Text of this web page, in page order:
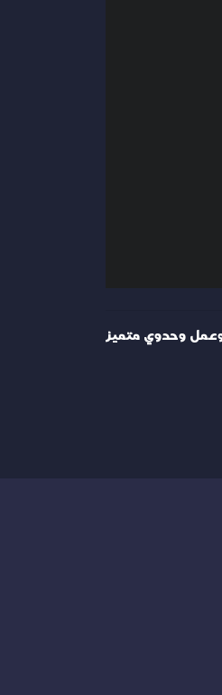
وعمل وحدوي متميز